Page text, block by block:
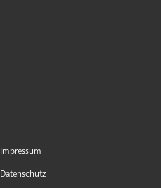
Impressum
Datenschutz